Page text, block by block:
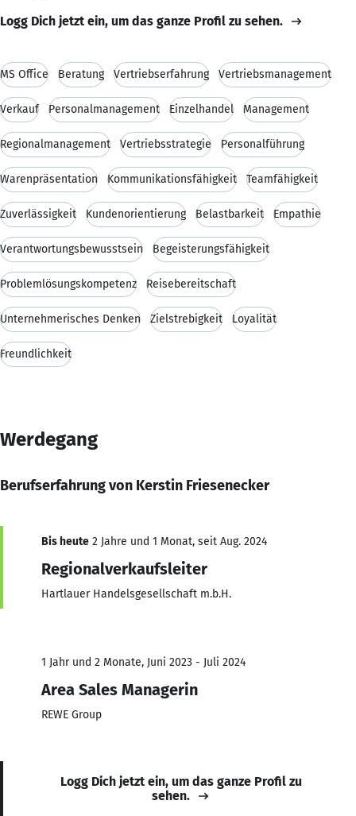
Logg Dich jetzt ein, um das ganze Profil zu sehen.
MS Office Beratung Vertriebserfahrung Vertriebsmanagement
Verkauf Personalmanagement Einzelhandel Management
Regionalmanagement Vertriebsstrategie Personalführung
Warenpräsentation Kommunikationsfähigkeit Teamfähigkeit
Zuverlässigkeit Kundenorientierung Belastbarkeit Empathie
Verantwortungsbewusstsein Begeisterungsfähigkeit
Problemlösungskompetenz Reisebereitschaft
Unternehmerisches Denken Zielstrebigkeit Loyalität
Freundlichkeit
Werdegang
Berufserfahrung von Kerstin Friesenecker
Bis heute 2 Jahre und 1 Monat, seit Aug. 2024
Regionalverkaufsleiter
Hartlauer Handelsgesellschaft m.b.H.
1 Jahr und 2 Monate, Juni 2023 - Juli 2024
Area Sales Managerin
REWE Group
Logg Dich jetzt ein, um das ganze Profil zu
sehen.